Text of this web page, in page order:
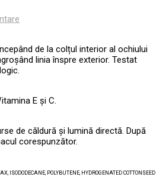
de la colțul interior al ochiului
linia înspre exterior. Testat
E și C.
de căldură și lumină directă. După
corespunzător.
ISODODECANE, POLYBUTENE, HYDROGENATED COTTONSEED